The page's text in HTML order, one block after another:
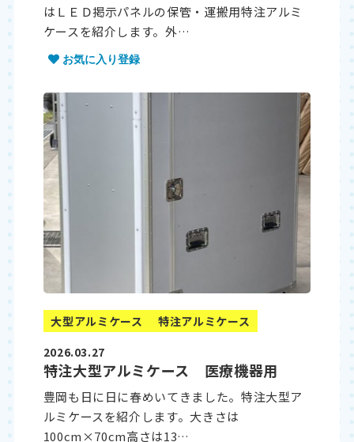
はＬＥＤ掲示パネルの保管・運搬用特注アルミ
ケースを紹介します。外…
お気に入り登録
大型アルミケース
特注アルミケース
2026.03.27
特注大型アルミケース 医療機器用
豊岡も日に日に春めいてきました。特注大型ア
ルミケースを紹介します。大きさは
100cm×70cm高さは13…